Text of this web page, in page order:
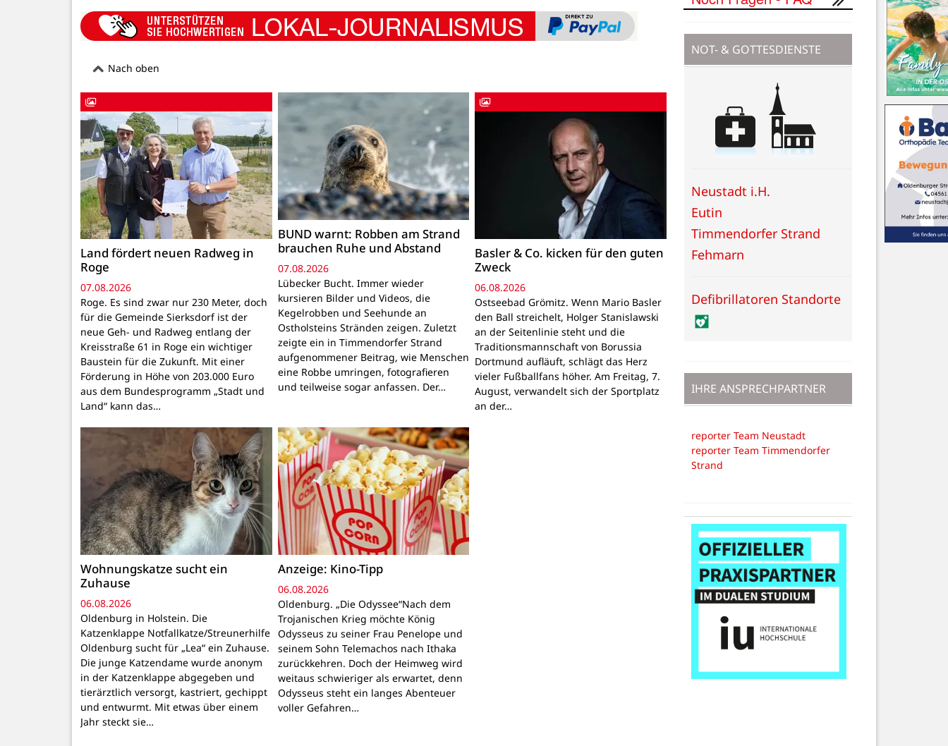
Nach oben
Land fördert neuen Radweg in
Roge
07.08.2026
Roge. Es sind zwar nur 230 Meter, doch
für die Gemeinde Sierksdorf ist der
neue Geh- und Radweg entlang der
Kreisstraße 61 in Roge ein wichtiger
Baustein für die Zukunft. Mit einer
Förderung in Höhe von 203.000 Euro
aus dem Bundesprogramm „Stadt und
Land“ kann das…
BUND warnt: Robben am Strand
brauchen Ruhe und Abstand
07.08.2026
Lübecker Bucht. Immer wieder
kursieren Bilder und Videos, die
Kegelrobben und Seehunde an
Ostholsteins Stränden zeigen. Zuletzt
zeigte ein in Timmendorfer Strand
aufgenommener Beitrag, wie Menschen
eine Robbe umringen, fotografieren
und teilweise sogar anfassen. Der…
Basler & Co. kicken für den guten
Zweck
06.08.2026
Ostseebad Grömitz. Wenn Mario Basler
den Ball streichelt, Holger Stanislawski
an der Seitenlinie steht und die
Traditionsmannschaft von Borussia
Dortmund aufläuft, schlägt das Herz
vieler Fußballfans höher. Am Freitag, 7.
August, verwandelt sich der Sportplatz
an der…
Wohnungskatze sucht ein
Zuhause
06.08.2026
Oldenburg in Holstein. Die
Katzenklappe Notfallkatze/Streunerhilfe
Oldenburg sucht für „Lea“ ein Zuhause.
Die junge Katzendame wurde anonym
in der Katzenklappe abgegeben und
tierärztlich versorgt, kastriert, gechippt
und entwurmt. Mit etwas über einem
Jahr steckt sie…
Anzeige: Kino-Tipp
06.08.2026
Oldenburg. „Die Odyssee“Nach dem
Trojanischen Krieg möchte König
Odysseus zu seiner Frau Penelope und
seinem Sohn Telemachos nach Ithaka
zurückkehren. Doch der Heimweg wird
weitaus schwieriger als erwartet, denn
Odysseus steht ein langes Abenteuer
voller Gefahren…
NOT- & GOTTESDIENSTE
Neustadt i.H.
Eutin
Timmendorfer Strand
Fehmarn
Defibrillatoren Standorte
IHRE ANSPRECHPARTNER
reporter Team Neustadt
reporter Team Timmendorfer
Strand